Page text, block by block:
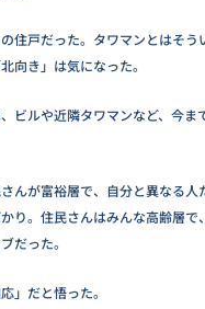
住戸だった。タワマンとはそ
向き」は気になった。
ビルや近隣タワマンなど、今
んが富裕層で、自分と異なる
り。住民さんはみんな高齢層
だった。
」だと悟った。